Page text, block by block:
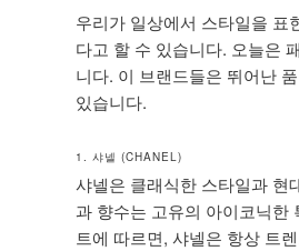
우리가 일상에서 스타일을 표
다고 할 수 있습니다. 오늘은
니다. 이 브랜드들은 뛰어난
있습니다.
1. 샤넬 (CHANEL)
샤넬은 클래식한 스타일과 현
과 향수는 고유의 아이코닉한
트에 따르면, 샤넬은 항상 트